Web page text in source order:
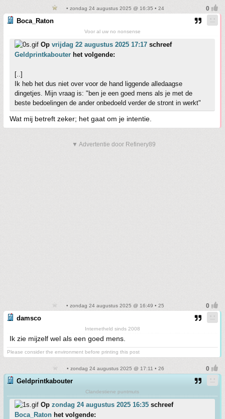
• zondag 24 augustus 2025 @ 16:35 • 24
Boca_Raton
Voor al uw no nonsense
Op vrijdag 22 augustus 2025 17:17 schreef
Geldprintkabouter het volgende:
[..]
Ik heb het dus niet over voor de hand liggende alledaagse
dingetjes. Mijn vraag is: "ben je een goed mens als je met de
beste bedoelingen de ander onbedoeld verder de stront in werkt"
Wat mij betreft zeker; het gaat om je intentie.
▼ Advertentie door Refinery89
• zondag 24 augustus 2025 @ 16:49 • 25
damsco
Internetheld sinds 2008
Ik zie mijzelf wel als een goed mens.
Please consider the environment before printing this post
• zondag 24 augustus 2025 @ 17:11 • 26
Geldprintkabouter
Clandestiene puntmuts
Op zondag 24 augustus 2025 16:35 schreef
Boca_Raton het volgende: